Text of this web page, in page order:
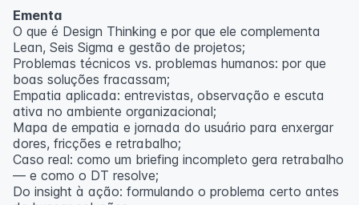
Ementa
O que é Design Thinking e por que ele complementa
Lean, Seis Sigma e gestão de projetos;
Problemas técnicos vs. problemas humanos: por que
boas soluções fracassam;
Empatia aplicada: entrevistas, observação e escuta
ativa no ambiente organizacional;
Mapa de empatia e jornada do usuário para enxergar
dores, fricções e retrabalho;
Caso real: como um briefing incompleto gera retrabalho
— e como o DT resolve;
Do insight à ação: formulando o problema certo antes